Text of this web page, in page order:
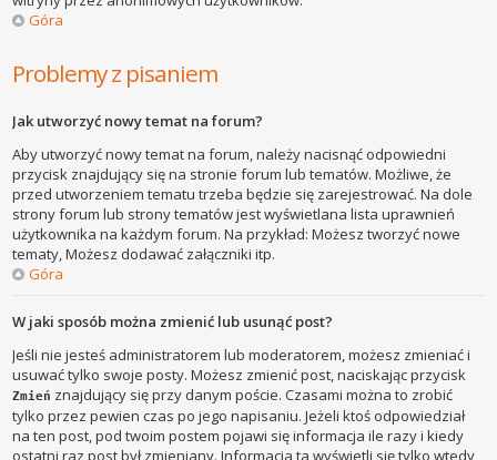
Góra
Problemy z pisaniem
Jak utworzyć nowy temat na forum?
Aby utworzyć nowy temat na forum, należy nacisnąć odpowiedni
przycisk znajdujący się na stronie forum lub tematów. Możliwe, że
przed utworzeniem tematu trzeba będzie się zarejestrować. Na dole
strony forum lub strony tematów jest wyświetlana lista uprawnień
użytkownika na każdym forum. Na przykład: Możesz tworzyć nowe
tematy, Możesz dodawać załączniki itp.
Góra
W jaki sposób można zmienić lub usunąć post?
Jeśli nie jesteś administratorem lub moderatorem, możesz zmieniać i
usuwać tylko swoje posty. Możesz zmienić post, naciskając przycisk
Zmień znajdujący się przy danym poście. Czasami można to zrobić
tylko przez pewien czas po jego napisaniu. Jeżeli ktoś odpowiedział
na ten post, pod twoim postem pojawi się informacja ile razy i kiedy
ostatni raz post był zmieniany. Informacja ta wyświetli się tylko wtedy,